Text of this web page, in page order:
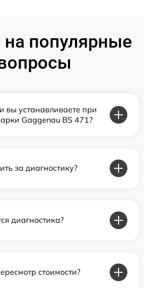
популярные
вы устанавливаете при
Gaggenau BS 471?
за диагностику?
диагностика?
стоимости?